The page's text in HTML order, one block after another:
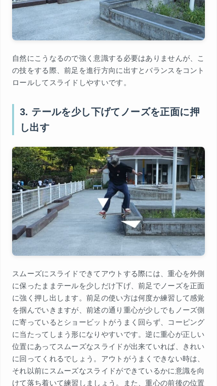
自然にこうなるので強く意識する必要はありませんが、こ
の技をする際、前足を進行方向に出すとバランスをコント
ロールしてスライドしやすいです。
3. テールを少し下げてノーズを正面に押
し出す
スムーズにスライドできてアウトする際には、重心を外側
に保ったままテールを少しだけ下げ、前足でノーズを正面
に強く押し出します。前足の使い方は何度か練習して感覚
を掴んでいきますが、前述の通り重心が少しでもノーズ側
に寄っているとショービットがうまく回らず、コーピング
に当たってしまう形になりやすいです。逆に重心が正しい
位置にあってスムーズなスライドが出来ていれば、きれい
に回ってくれるでしょう。アウトがうまくできない時は、
それ以前にスムーズなスライドができているかに意識を向
けて落ち着いて練習しましょう。また、重心の前後の位置